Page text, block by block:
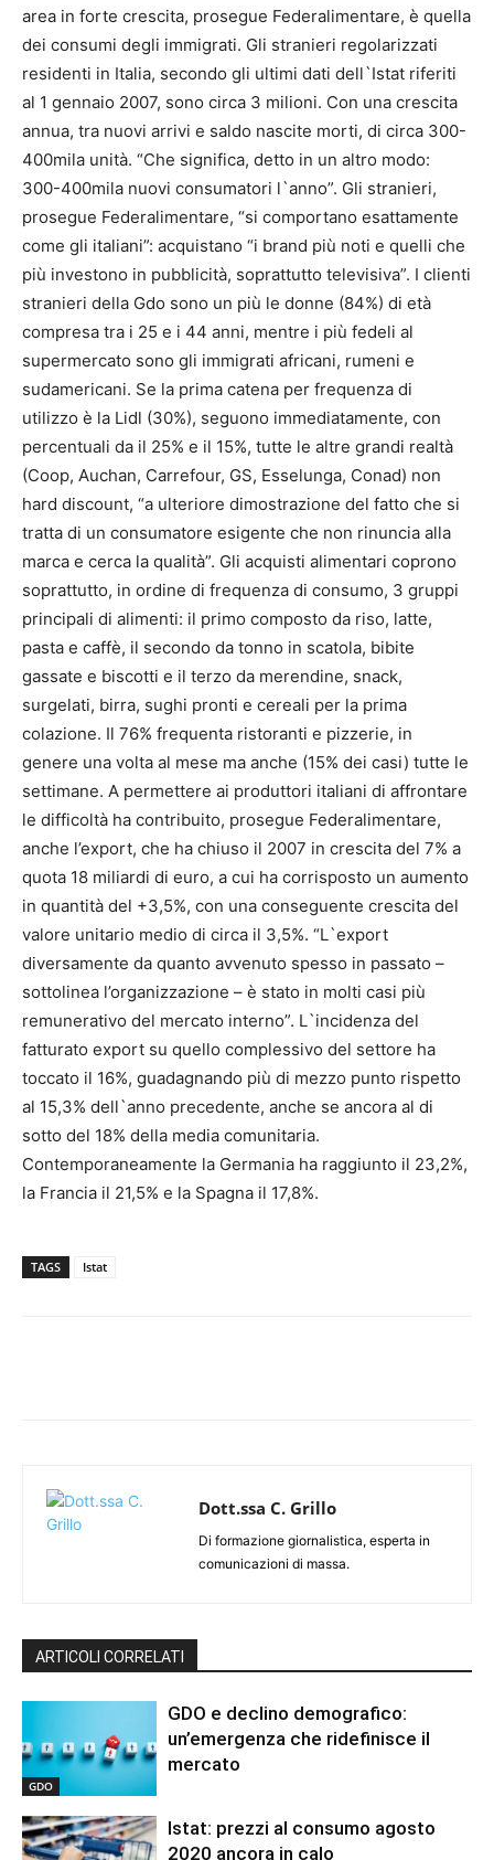
area in forte crescita, prosegue Federalimentare, è quella
dei consumi degli immigrati. Gli stranieri regolarizzati
residenti in Italia, secondo gli ultimi dati dell`Istat riferiti
al 1 gennaio 2007, sono circa 3 milioni. Con una crescita
annua, tra nuovi arrivi e saldo nascite morti, di circa 300-
400mila unità. “Che significa, detto in un altro modo:
300-400mila nuovi consumatori l`anno”. Gli stranieri,
prosegue Federalimentare, “si comportano esattamente
come gli italiani”: acquistano “i brand più noti e quelli che
più investono in pubblicità, soprattutto televisiva”. I clienti
stranieri della Gdo sono un più le donne (84%) di età
compresa tra i 25 e i 44 anni, mentre i più fedeli al
supermercato sono gli immigrati africani, rumeni e
sudamericani. Se la prima catena per frequenza di
utilizzo è la Lidl (30%), seguono immediatamente, con
percentuali da il 25% e il 15%, tutte le altre grandi realtà
(Coop, Auchan, Carrefour, GS, Esselunga, Conad) non
hard discount, “a ulteriore dimostrazione del fatto che si
tratta di un consumatore esigente che non rinuncia alla
marca e cerca la qualità”. Gli acquisti alimentari coprono
soprattutto, in ordine di frequenza di consumo, 3 gruppi
principali di alimenti: il primo composto da riso, latte,
pasta e caffè, il secondo da tonno in scatola, bibite
gassate e biscotti e il terzo da merendine, snack,
surgelati, birra, sughi pronti e cereali per la prima
colazione. Il 76% frequenta ristoranti e pizzerie, in
genere una volta al mese ma anche (15% dei casi) tutte le
settimane. A permettere ai produttori italiani di affrontare
le difficoltà ha contribuito, prosegue Federalimentare,
anche l’export, che ha chiuso il 2007 in crescita del 7% a
quota 18 miliardi di euro, a cui ha corrisposto un aumento
in quantità del +3,5%, con una conseguente crescita del
valore unitario medio di circa il 3,5%. “L`export
diversamente da quanto avvenuto spesso in passato –
sottolinea l’organizzazione – è stato in molti casi più
remunerativo del mercato interno”. L`incidenza del
fatturato export su quello complessivo del settore ha
toccato il 16%, guadagnando più di mezzo punto rispetto
al 15,3% dell`anno precedente, anche se ancora al di
sotto del 18% della media comunitaria.
Contemporaneamente la Germania ha raggiunto il 23,2%,
la Francia il 21,5% e la Spagna il 17,8%.
TAGS Istat
Dott.ssa C. Grillo
Di formazione giornalistica, esperta in
comunicazioni di massa.
ARTICOLI CORRELATI
GDO
GDO e declino demografico:
un’emergenza che ridefinisce il
mercato
Istat: prezzi al consumo agosto
2020 ancora in calo